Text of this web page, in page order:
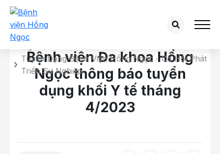
Chi tiết tuyển dụng
Tuyển Dụng Bệnh Viện Hồng Ngọc - Cơ Hội Phát
Triển Sự Nghiệp
Bệnh viện Đa khoa Hồng
Ngọc thông báo tuyển
dụng khối Y tế tháng
4/2023